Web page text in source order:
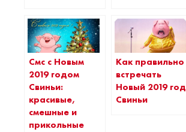
Смс с Новым
2019 годом
Свиньи:
красивые,
смешные и
прикольные
Как правильно
встречать
Новый 2019 год
Свиньи